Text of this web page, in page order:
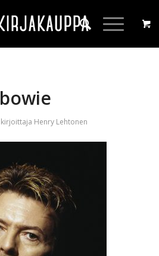
bowie
kirjoittaja Henry Lehtonen